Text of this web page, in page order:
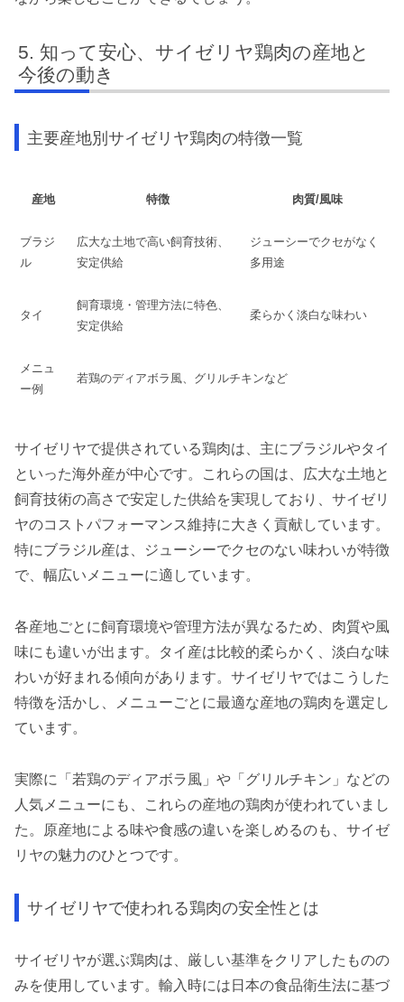
知って安心、サイゼリヤ鶏肉の産地と
今後の動き
主要産地別サイゼリヤ鶏肉の特徴一覧
産地 特徴 肉質/風味
ブラジ
ル
広大な土地で高い飼育技術、
安定供給
ジューシーでクセがなく
多用途
タイ
飼育環境・管理方法に特色、
安定供給
柔らかく淡白な味わい
メニュ
ー例
若鶏のディアボラ風、グリルチキンなど
サイゼリヤで提供されている鶏肉は、主にブラジルやタイ
といった海外産が中心です。これらの国は、広大な土地と
飼育技術の高さで安定した供給を実現しており、サイゼリ
ヤのコストパフォーマンス維持に大きく貢献しています。
特にブラジル産は、ジューシーでクセのない味わいが特徴
で、幅広いメニューに適しています。
各産地ごとに飼育環境や管理方法が異なるため、肉質や風
味にも違いが出ます。タイ産は比較的柔らかく、淡白な味
わいが好まれる傾向があります。サイゼリヤではこうした
特徴を活かし、メニューごとに最適な産地の鶏肉を選定し
ています。
実際に「若鶏のディアボラ風」や「グリルチキン」などの
人気メニューにも、これらの産地の鶏肉が使われていまし
た。原産地による味や食感の違いを楽しめるのも、サイゼ
リヤの魅力のひとつです。
サイゼリヤで使われる鶏肉の安全性とは
サイゼリヤが選ぶ鶏肉は、厳しい基準をクリアしたものの
みを使用しています。輸入時には日本の食品衛生法に基づ